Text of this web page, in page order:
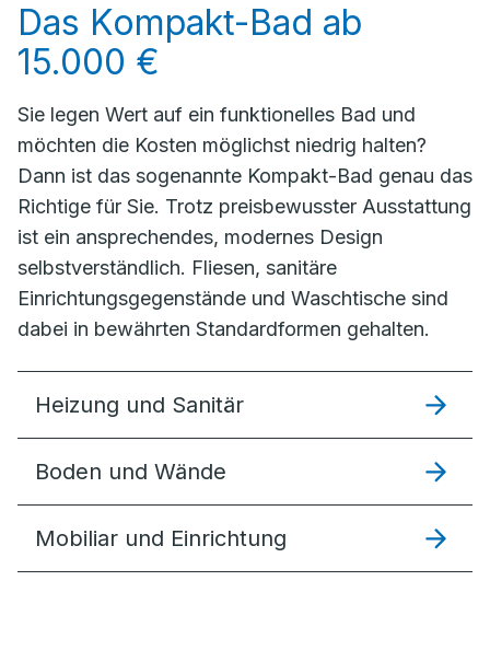
Das Kompakt-Bad ab
15.000 €
Sie legen Wert auf ein funktionelles Bad und
möchten die Kosten möglichst niedrig halten?
Dann ist das sogenannte Kompakt-Bad genau das
Richtige für Sie. Trotz preisbewusster Ausstattung
ist ein ansprechendes, modernes Design
selbstverständlich. Fliesen, sanitäre
Einrichtungsgegenstände und Waschtische sind
dabei in bewährten Standardformen gehalten.
Heizung und Sanitär
Boden und Wände
Mobiliar und Einrichtung